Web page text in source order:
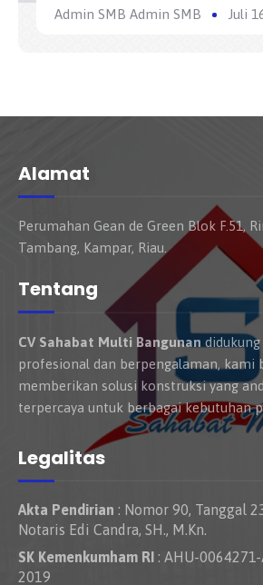
Admin SMB Admin SMB Juli
Alamat
Perumahan Gean de Green Blok F.51,
Tambang, Kampar, Riau.
Tentang
CV Sahabat Multi Bangunan
profesional dan berpengalaman, kami
memberikan solusi konstruksi yang
terpercaya untuk berbagai kebutuhan
Legalitas
Akta Pendirian : Nomor 90, Tanggal
Notaris Edi Candra, SH., M.Kn.
SK Kemenkumham RI : AHU-
2019